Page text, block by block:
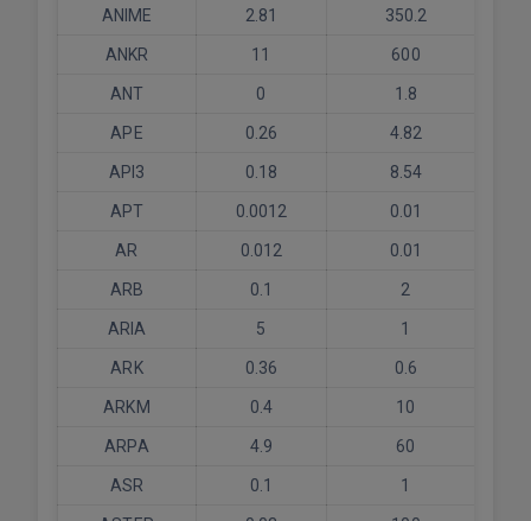
ANIME 2.81 350.2
ANKR 11 600
ANT 0 1.8
APE 0.26 4.82
API3 0.18 8.54
APT 0.0012 0.01
AR 0.012 0.01
ARB 0.1 2
ARIA 5 1
ARK 0.36 0.6
ARKM 0.4 10
ARPA 4.9 60
ASR 0.1 1